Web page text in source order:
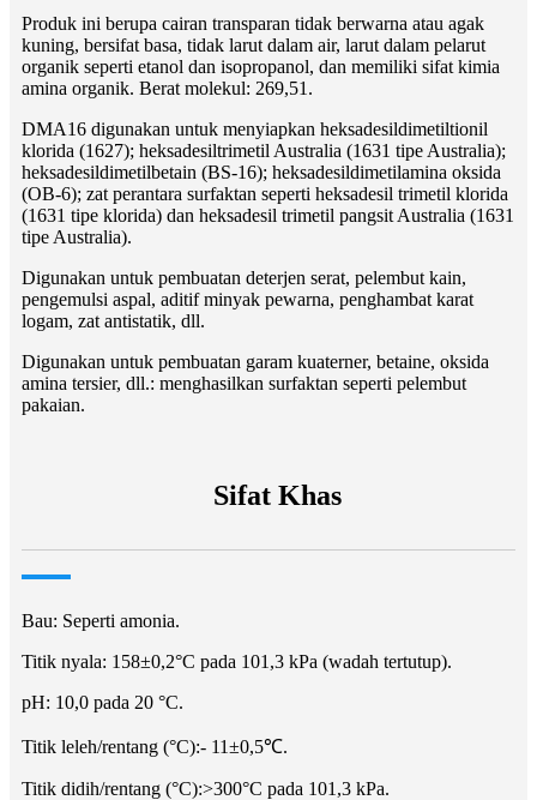
Produk ini berupa cairan transparan tidak berwarna atau agak
kuning, bersifat basa, tidak larut dalam air, larut dalam pelarut
organik seperti etanol dan isopropanol, dan memiliki sifat kimia
amina organik. Berat molekul: 269,51.
DMA16 digunakan untuk menyiapkan heksadesildimetiltionil
klorida (1627); heksadesiltrimetil Australia (1631 tipe Australia);
heksadesildimetilbetain (BS-16); heksadesildimetilamina oksida
(OB-6); zat perantara surfaktan seperti heksadesil trimetil klorida
(1631 tipe klorida) dan heksadesil trimetil pangsit Australia (1631
tipe Australia).
Digunakan untuk pembuatan deterjen serat, pelembut kain,
pengemulsi aspal, aditif minyak pewarna, penghambat karat
logam, zat antistatik, dll.
Digunakan untuk pembuatan garam kuaterner, betaine, oksida
amina tersier, dll.: menghasilkan surfaktan seperti pelembut
pakaian.
Sifat Khas
Bau: Seperti amonia.
Titik nyala: 158±0,2°C pada 101,3 kPa (wadah tertutup).
pH: 10,0 pada 20 °C.
Titik leleh/rentang (°C):- 11±0,5℃.
Titik didih/rentang (°C):>300°C pada 101,3 kPa.